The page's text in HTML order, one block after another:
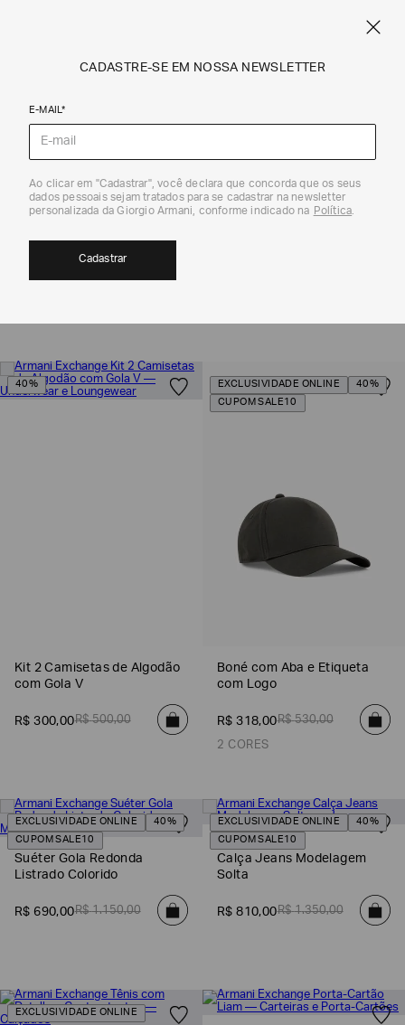
Armani Exchange
PRESENTES PARA ELE | ARMANI EXCHANGE
40%
Kit 2 Camisetas de Algodão
com Gola V
R$ 300,00R$ 500,00
EXCLUSIVIDADE ONLINE
40%
CUPOM SALE10
Boné com Aba e Etiqueta
com Logo
R$ 318,00R$ 530,00
2 CORES
EXCLUSIVIDADE ONLINE
40%
CUPOM SALE10
Suéter Gola Redonda
Listrado Colorido
R$ 690,00R$ 1.150,00
EXCLUSIVIDADE ONLINE
40%
CUPOM SALE10
Calça Jeans Modelagem
Solta
R$ 810,00R$ 1.350,00
EXCLUSIVIDADE ONLINE
CADASTRE-SE EM NOSSA NEWSLETTER
E-MAIL*
Ao clicar em "Cadastrar", você declara que concorda que os seus
dados pessoais sejam tratados para se cadastrar na newsletter
personalizada da Giorgio Armani, conforme indicado na Política.
Cadastrar
nos
contar
mais
você?
SOBRENOME*
DE
NASCIMENTO*
Estou